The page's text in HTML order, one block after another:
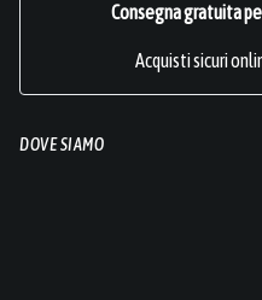
Consegna gratuita
Acquisti sicuri
DOVE SIAMO